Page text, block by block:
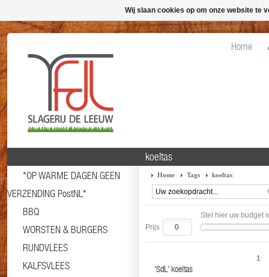
Home
*OP WARME DAGEN GEEN
VERZENDING PostNL*
BBQ
WORSTEN & BURGERS
RUNDVLEES
KALFSVLEES
koeltas
Home Tags koeltas
Stel hier uw budget
Prijs
'SdL' koeltas
1
Wij slaan cookies op om onze website te